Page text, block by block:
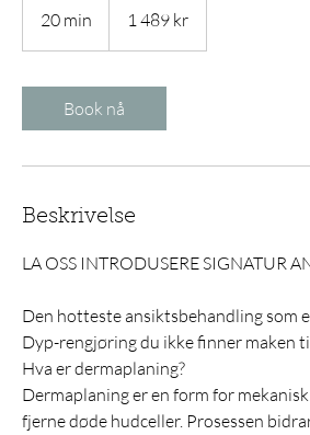
20 min
0
i
n
kroner1 489 kr
Book nå
Beskrivelse
LA OSS INTRODUSERE SIGNATUR
Den hotteste ansiktsbehandling som
Dyp-rengjøring du ikke finner maken
Hva er dermaplaning?
Dermaplaning er en form for
fjerne døde hudceller. Prosessen